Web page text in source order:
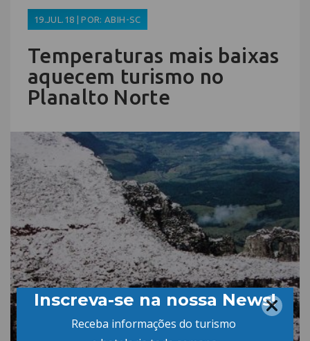
19.JUL.18 | POR: ABIH-SC
Temperaturas mais baixas
aquecem turismo no
Planalto Norte